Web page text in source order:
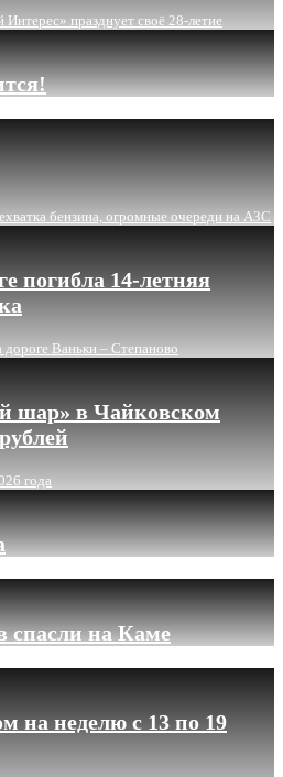
празднует своё 28-летие
бензина, огромные очереди на АЗС
погибла 14-летняя
Ваньки – Степаново
шар» в Чайковском
года
спасли на Каме
на неделю с 13 по 19